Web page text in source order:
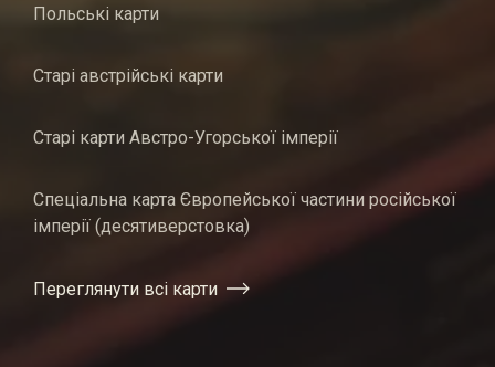
Польські карти
Старі австрійські карти
Старі карти Австро-Угорської імперії
Спеціальна карта Європейської частини російської
імперії (десятиверстовка)
Переглянути всі карти